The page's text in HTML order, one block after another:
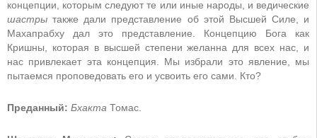
концепции, которым следуют те или иные народы, и ведические
шастрытакже дали представление об этой Высшей Силе, и
Махапрабху дал это представление. Концепцию Бога как
Кришны, которая в высшей степени желанна для всех нас, и
нас привлекает эта концепция. Мы избрали это явление, мы
пытаемся проповедовать его и усвоить его сами. Кто?
Преданный: Бхакта Томас.